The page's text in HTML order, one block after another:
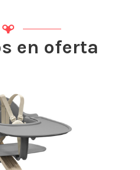
en oferta